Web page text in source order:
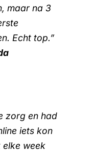
maar na 3
Echt top.”
zorg en had
iets kon
elke week